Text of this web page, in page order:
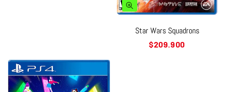
Star Wars Squadrons
Precio
$209.900